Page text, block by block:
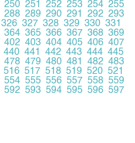
250 251 252 253 254 255
288 289 290 291 292 293
326 327 328 329 330 331
364 365 366 367 368 369
402 403 404 405 406 407
440 441 442 443 444 445
478 479 480 481 482 483
516 517 518 519 520 521
554 555 556 557 558 559
592 593 594 595 596 597